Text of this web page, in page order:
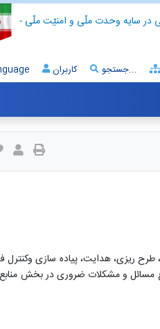
در سایه وحدت ملّی و امنیّت ملّی -
کاربران جستجو...
طرح ریزی، هدایت، پیاده سازی وکنترل
مسائل و مشکلات ضروری در بخش